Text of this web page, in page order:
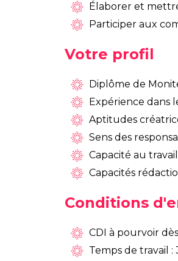
Élaborer et
Participer aux
Votre profil
Diplôme de
Expérience dans
Aptitudes
Sens des
Capacité au
Capacités
Conditions
CDI à pourvoir
Temps de travail